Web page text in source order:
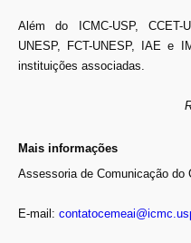
Além do ICMC-USP, CCET-
UNESP, FCT-UNESP, IAE e
instituições associadas.
Mais informações
Assessoria de Comunicação do
E-mail: